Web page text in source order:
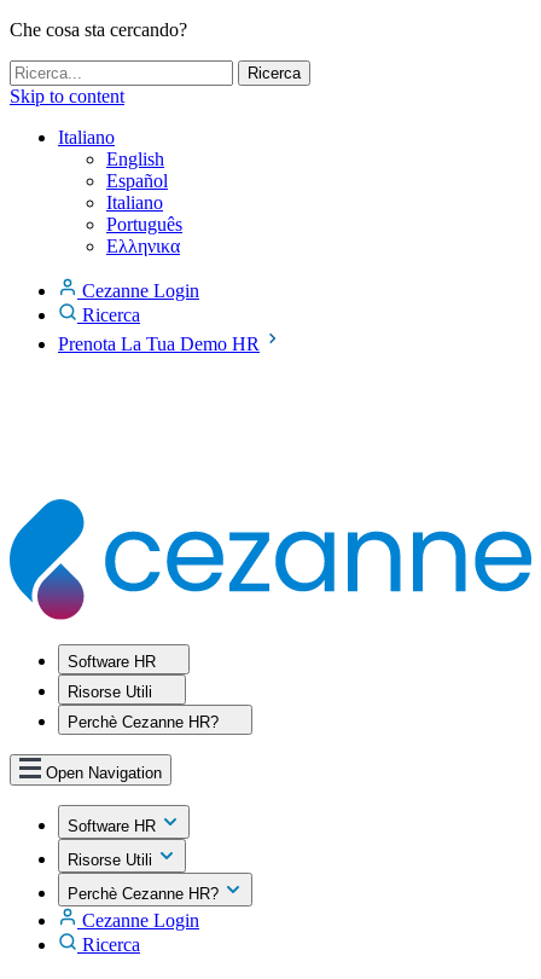
Che cosa sta cercando?
Skip to content
Italiano
English
Español
Italiano
Português
Ελληνικα
Cezanne Login
Ricerca
Prenota La Tua Demo HR
Software HR
Risorse Utili
Perchè Cezanne HR?
Open Navigation
Software HR
Risorse Utili
Perchè Cezanne HR?
Cezanne Login
Ricerca